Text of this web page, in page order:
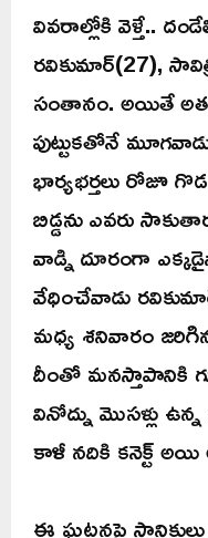
వివరాల్లోకి వెళ్తే..
రవికుమార్(27),
సంతానం. అయితే
పుట్టుకతోనే
భార్యభర్తలు రోజూ
బిడ్డను ఎవరు
వాడ్ని దూరంగా
వేధించేవాడు
మధ్య శనివారం
దీంతో మనస్తాపానికి
వినోద్ను మొసళ్లు
కాళీ నదికి కనెక్ట్ అయి
ఈ ఘటనపై